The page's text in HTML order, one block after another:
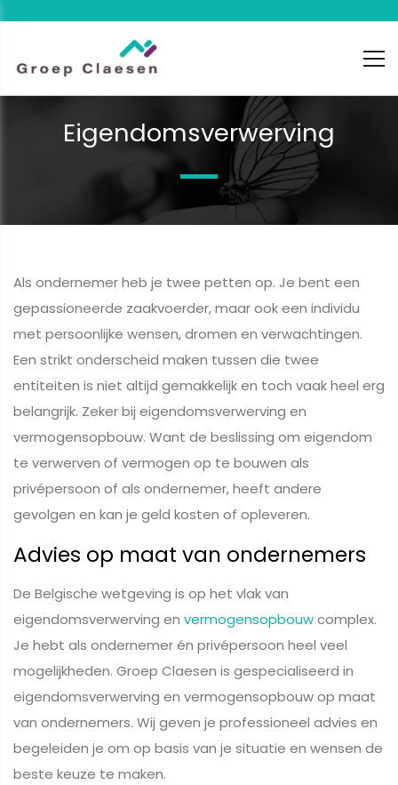
Eigendomsverwerving
Als ondernemer heb je twee petten op. Je bent een
gepassioneerde zaakvoerder, maar ook een individu
met persoonlijke wensen, dromen en verwachtingen.
Een strikt onderscheid maken tussen die twee
entiteiten is niet altijd gemakkelijk en toch vaak heel erg
belangrijk. Zeker bij eigendomsverwerving en
vermogensopbouw. Want de beslissing om eigendom
te verwerven of vermogen op te bouwen als
privépersoon of als ondernemer, heeft andere
gevolgen en kan je geld kosten of opleveren.
Advies op maat van ondernemers
De Belgische wetgeving is op het vlak van
eigendomsverwerving en vermogensopbouwcomplex.
Je hebt als ondernemer én privépersoon heel veel
mogelijkheden. Groep Claesen is gespecialiseerd in
eigendomsverwerving en vermogensopbouw op maat
van ondernemers. Wij geven je professioneel advies en
begeleiden je om op basis van je situatie en wensen de
beste keuze te maken.